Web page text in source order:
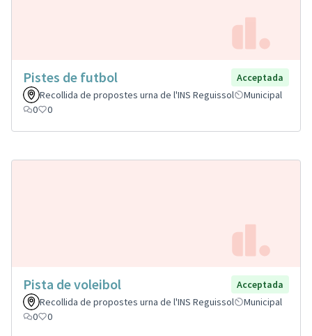
Pistes de futbol
Acceptada
Recollida de propostes urna de l'INS Reguissol
Municipal
0
0
Pista de voleibol
Acceptada
Recollida de propostes urna de l'INS Reguissol
Municipal
0
0